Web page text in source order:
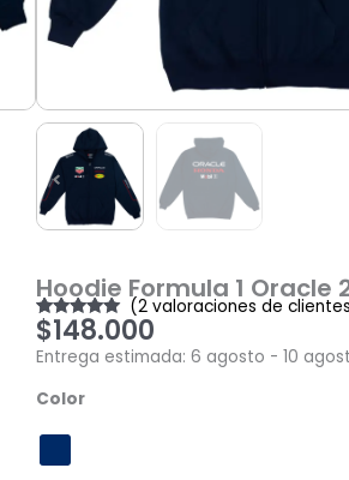
Hoodie Formula 1 Oracle
Valorado
con
5.00 de
5 en base a
2
de clientes
(2valoraciones de
$148.000
Entrega estimada: 6 agosto - 10
Color
Hoodie
Oracle